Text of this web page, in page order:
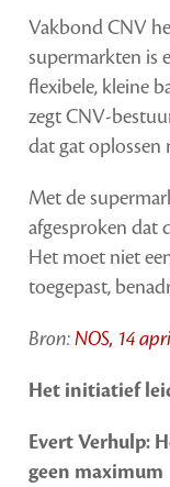
Vakbond CNV
supermarkten is
flexibele, kleine
zegt CNV-
dat gat oplossen
Met de
afgesproken dat
Het moet niet
toegepast,
Bron:NOS, 14
Het initiatief
Evert Verhulp:
geen maximum